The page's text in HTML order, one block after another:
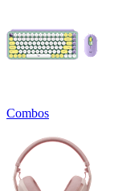
Combos